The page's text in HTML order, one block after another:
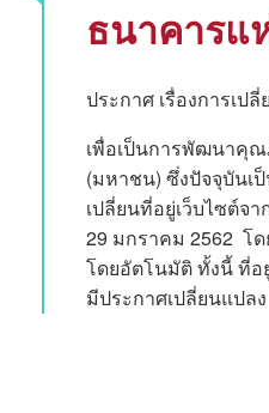
ธนาคารแ
ประกาศ เรื่องการเป
เพื่อเป็นการพัฒนาคุณ
(มหาชน) ซึ่งปัจจุบันเ
เปลี่ยนที่อยู่เว็บไซต์จา
29 มกราคม 2562 โด
โดยอัตโนมัติ ทั้งนี้ ที่อ
มีประกาศเปลี่ยนแปลง